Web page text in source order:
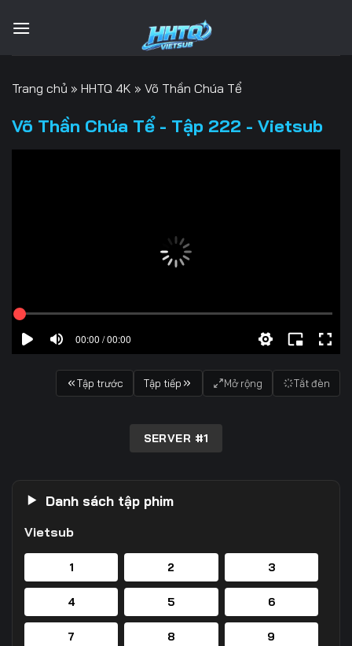
qua
Trang chủ » HHTQ 4K » Võ Thần Chúa Tể
Võ Thần Chúa Tể - Tập 222 - Vietsub
00:00 / 00:00
Tập trước Tập tiếp Mở rộng Tắt đèn
SERVER #1
Danh sách tập phim
Vietsub
1 2 3
4 5 6
7 8 9